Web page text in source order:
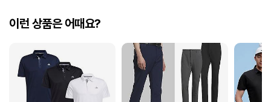
이런 상품은 어때요?